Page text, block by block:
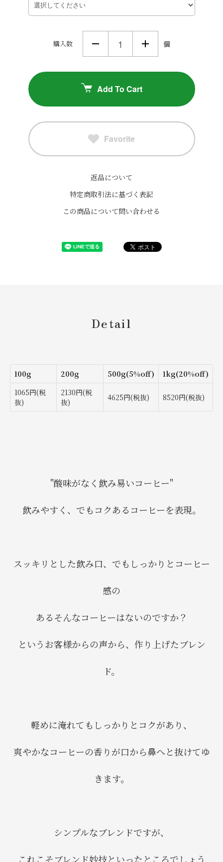
購入数 個
Add To Cart
Favorite
返品について
特定商取引法に基づく表記
この商品について問い合わせる
Detail
100g 200g 500g(5%off)
1kg(20%off)
1065円(税
抜)
2130円(税
抜)
4625円(税抜) 8520円(税抜)
"酸味がなく飲み易いコーヒー"
飲みやすく、でもコクあるコーヒーを表現。
スッキリとした飲み口、でもしっかりとコーヒー
感の
あるそんなコーヒーはないのですか？
というお客様からの声から、作り上げたブレン
ド。
軽めに淹れてもしっかりとコクがあり、
爽やかなコーヒーの香りが口から鼻へと抜けてゆ
きます。
シンプルなブレンドですが、
これこそブレンド妙技といったところでしょう